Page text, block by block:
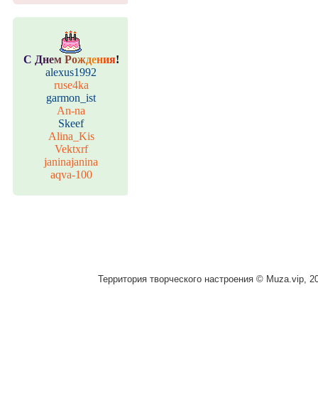
С Днем Рождения!
alexus1992
ruse4ka
garmon_ist
An-na
Skeef
Alina_Kis
Vektxrf
janinajanina
aqva-100
Территория творческого настроения © Muza.vip,